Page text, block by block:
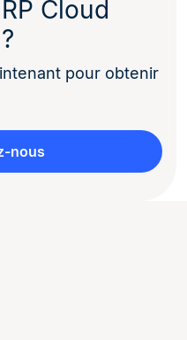
Cloud
pour obtenir
nous